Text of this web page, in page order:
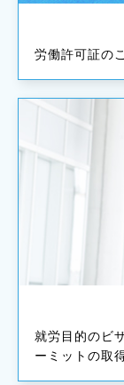
労働許可証の
就労目的のビ
ーミットの取